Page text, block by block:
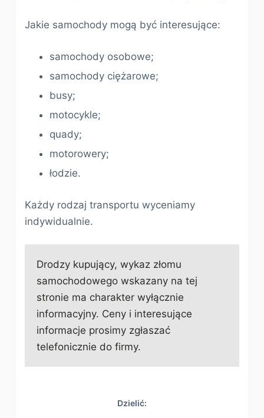
Jakie samochody mogą być interesujące:
samochody osobowe;
samochody ciężarowe;
busy;
motocykle;
quady;
motorowery;
łodzie.
Każdy rodzaj transportu wyceniamy
indywidualnie.
Drodzy kupujący, wykaz złomu
samochodowego wskazany na tej
stronie ma charakter wyłącznie
informacyjny. Ceny i interesujące
informacje prosimy zgłaszać
telefonicznie do firmy.
Dzielić: